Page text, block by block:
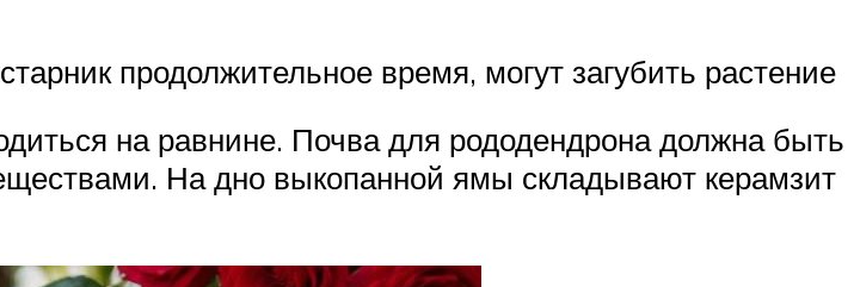
продолжительное время, могут загубить растение
на равнине. Почва для рододендрона должна быть
На дно выкопанной ямы складывают керамзит